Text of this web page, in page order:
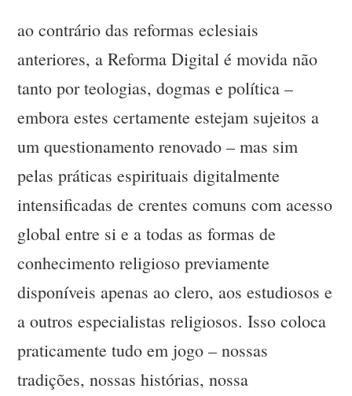
ao contrário das reformas eclesiais
anteriores, a Reforma Digital é movida não
tanto por teologias, dogmas e política –
embora estes certamente estejam sujeitos a
um questionamento renovado – mas sim
pelas práticas espirituais digitalmente
intensificadas de crentes comuns com acesso
global entre si e a todas as formas de
conhecimento religioso previamente
disponíveis apenas ao clero, aos estudiosos e
a outros especialistas religiosos. Isso coloca
praticamente tudo em jogo – nossas
tradições, nossas histórias, nossa